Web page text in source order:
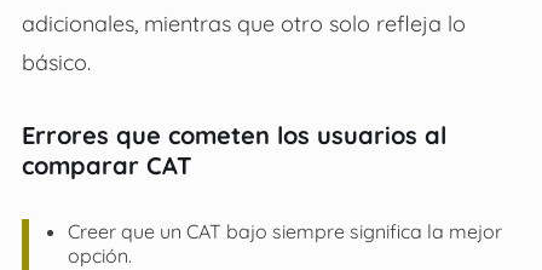
adicionales, mientras que otro solo refleja lo
básico.
Errores que cometen los usuarios al
comparar CAT
Creer que un CAT bajo siempre significa la mejor
opción.